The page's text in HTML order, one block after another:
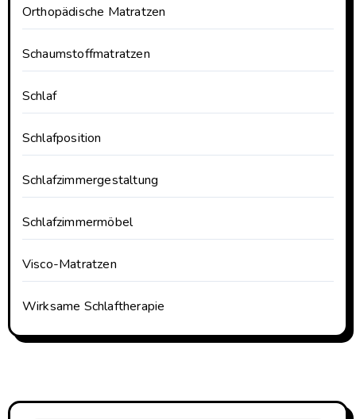
Orthopädische Matratzen
Schaumstoffmatratzen
Schlaf
Schlafposition
Schlafzimmergestaltung
Schlafzimmermöbel
Visco-Matratzen
Wirksame Schlaftherapie